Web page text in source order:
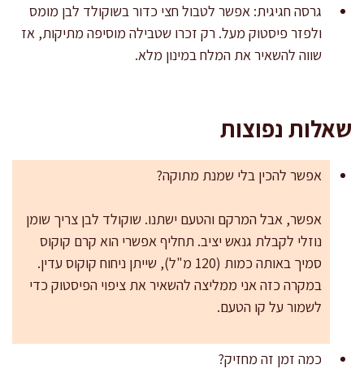
גרסה חגיגית: אפשר לטבול חצי כדור בשוקולד לבן מומס
ולפזר פיסטוק מעל. רק זכרו שטבילה מוסיפה מתיקות, אז
שווה להשאיר את המלח במינון מלא.
שאלות נפוצות
אפשר להכין בלי שמנת מתוקה?
אפשר, אבל המרקם והטעם ישתנו. שוקולד לבן צריך שומן
נוזלי לקבלת גנאש יציב. תחליף אפשרי הוא קרם קוקוס
סמיך באותה כמות (120 מ"ל), שייתן ניחוח קוקוס עדין.
במקרה כזה אני ממליצה להשאיר את ציפוי הפיסטוק כדי
לשמור על קו הטעם.
כמה זמן זה מחזיק?